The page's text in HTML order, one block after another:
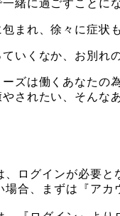
緒に過ごすことに
まれ、徐々に症状
ていくなか、お別れ
ーズは働くあなたの
されたい、そんな
ログインが必要と
合、まずは『アカ